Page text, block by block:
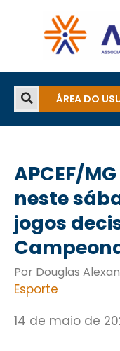
ÁREA DO
APCEF/
neste
jogos
Por Douglas
Esporte
14 de maio de